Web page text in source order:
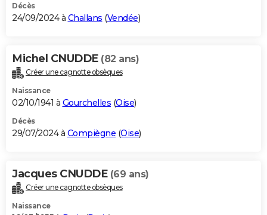
Décès
24/09/2024 à Challans (Vendée)
Michel CNUDDE (82 ans)
Créer une cagnotte obsèques
Naissance
02/10/1941 à Gourchelles (Oise)
Décès
29/07/2024 à Compiègne (Oise)
Jacques CNUDDE (69 ans)
Créer une cagnotte obsèques
Naissance